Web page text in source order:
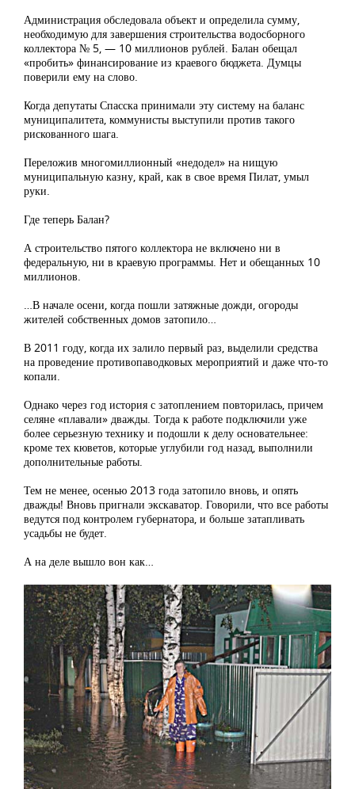
Администрация обследовала объект и определила сумму,
необходимую для завершения строительства водосборного
коллектора № 5, — 10 миллионов рублей. Балан обещал
«пробить» финансирование из краевого бюджета. Думцы
поверили ему на слово.
Когда депутаты Спасска принимали эту систему на баланс
муниципалитета, коммунисты выступили против такого
рискованного шага.
Переложив многомиллионный «недодел» на нищую
муниципальную казну, край, как в свое время Пилат, умыл
руки.
Где теперь Балан?
А строительство пятого коллектора не включено ни в
федеральную, ни в краевую программы. Нет и обещанных 10
миллионов.
…В начале осени, когда пошли затяжные дожди, огороды
жителей собственных домов затопило…
В 2011 году, когда их залило первый раз, выделили средства
на проведение противопаводковых мероприятий и даже что-то
копали.
Однако через год история с затоплением повторилась, причем
селяне «плавали» дважды. Тогда к работе подключили уже
более серьезную технику и подошли к делу основательнее:
кроме тех кюветов, которые углубили год назад, выполнили
дополнительные работы.
Тем не менее, осенью 2013 года затопило вновь, и опять
дважды! Вновь пригнали экскаватор. Говорили, что все работы
ведутся под контролем губернатора, и больше затапливать
усадьбы не будет.
А на деле вышло вон как…